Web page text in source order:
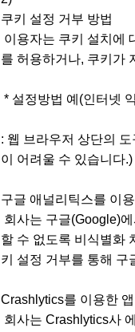
쿠키 설정 거부 방법
이용자는 쿠키 설치에
를 허용하거나, 쿠키가
* 설정방법 예(인터넷
: 웹 브라우저 상단의
이 어려울 수 있습니다.)
구글 애널리틱스를 이
회사는 구글(Google)
할 수 없도록 비식별화
키 설정 거부를 통해
Crashlytics를 이용한
회사는 Crashlytics사